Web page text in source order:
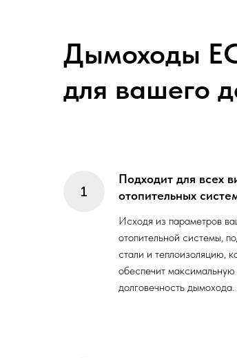
Дымоходы
для вашего
Подходит для всех
отопительных
Исходя из параметров
отопительной системы,
стали и теплоизоляцию,
обеспечит
долговечность дымохода.